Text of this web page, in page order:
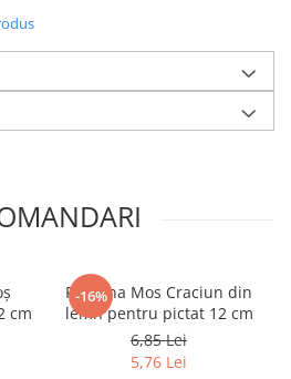
cm
-16%
Figurina Mos Craciun din
lemn pentru pictat 12 cm
6,85 Lei
5,76 Lei